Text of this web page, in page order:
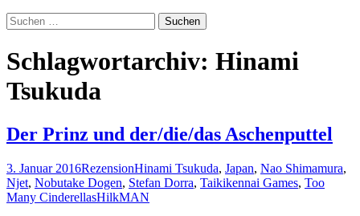
Suchen
nach:
Schlagwortarchiv: Hinami
Tsukuda
Der Prinz und der/die/das Aschenputtel
3. Januar 2016RezensionHinami Tsukuda, Japan, Nao Shimamura,
Njet, Nobutake Dogen, Stefan Dorra, Taikikennai Games, Too
Many CinderellasHilkMAN